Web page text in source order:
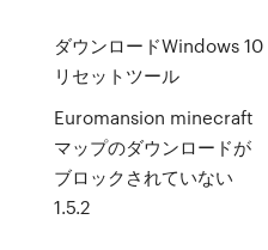
ダウンロードWindows 10
リセットツール
Euromansion minecraft
マップのダウンロードが
ブロックされていない
1.5.2